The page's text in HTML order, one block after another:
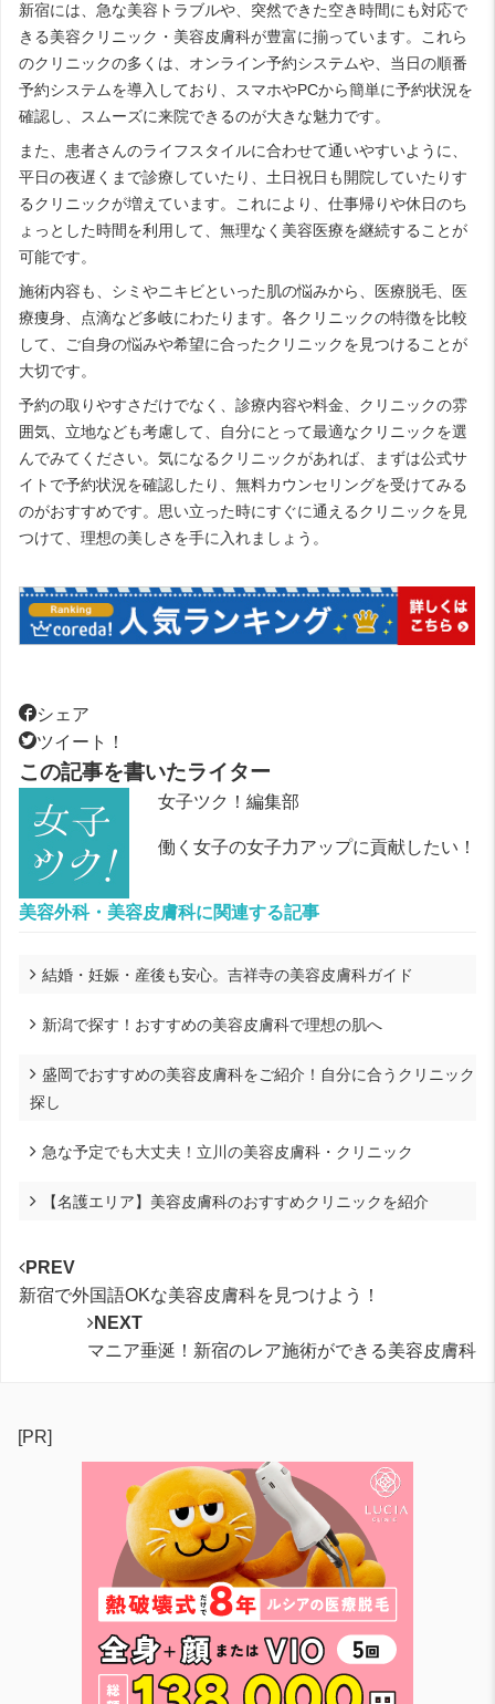
新宿には、急な美容トラブルや、突然できた空き時間にも対応で
きる美容クリニック・美容皮膚科が豊富に揃っています。これら
のクリニックの多くは、オンライン予約システムや、当日の順番
予約システムを導入しており、スマホやPCから簡単に予約状況を
確認し、スムーズに来院できるのが大きな魅力です。
また、患者さんのライフスタイルに合わせて通いやすいように、
平日の夜遅くまで診療していたり、土日祝日も開院していたりす
るクリニックが増えています。これにより、仕事帰りや休日のち
ょっとした時間を利用して、無理なく美容医療を継続することが
可能です。
施術内容も、シミやニキビといった肌の悩みから、医療脱毛、医
療痩身、点滴など多岐にわたります。各クリニックの特徴を比較
して、ご自身の悩みや希望に合ったクリニックを見つけることが
大切です。
予約の取りやすさだけでなく、診療内容や料金、クリニックの雰
囲気、立地なども考慮して、自分にとって最適なクリニックを選
んでみてください。気になるクリニックがあれば、まずは公式サ
イトで予約状況を確認したり、無料カウンセリングを受けてみる
のがおすすめです。思い立った時にすぐに通えるクリニックを見
つけて、理想の美しさを手に入れましょう。
シェア
ツイート！
この記事を書いたライター
女子ツク！編集部
働く女子の女子力アップに貢献したい！
美容外科・美容皮膚科に関連する記事
結婚・妊娠・産後も安心。吉祥寺の美容皮膚科ガイド
新潟で探す！おすすめの美容皮膚科で理想の肌へ
盛岡でおすすめの美容皮膚科をご紹介！自分に合うクリニック
探し
急な予定でも大丈夫！立川の美容皮膚科・クリニック
【名護エリア】美容皮膚科のおすすめクリニックを紹介
PREV
新宿で外国語OKな美容皮膚科を見つけよう！
NEXT
マニア垂涎！新宿のレア施術ができる美容皮膚科
[PR]